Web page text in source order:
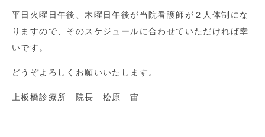
平日火曜日午後、木曜日午後が当院看護師が２人体制にな
りますので、そのスケジュールに合わせていただければ幸
いです。
どうぞよろしくお願いいたします。
上板橋診療所 院長 松原 宙